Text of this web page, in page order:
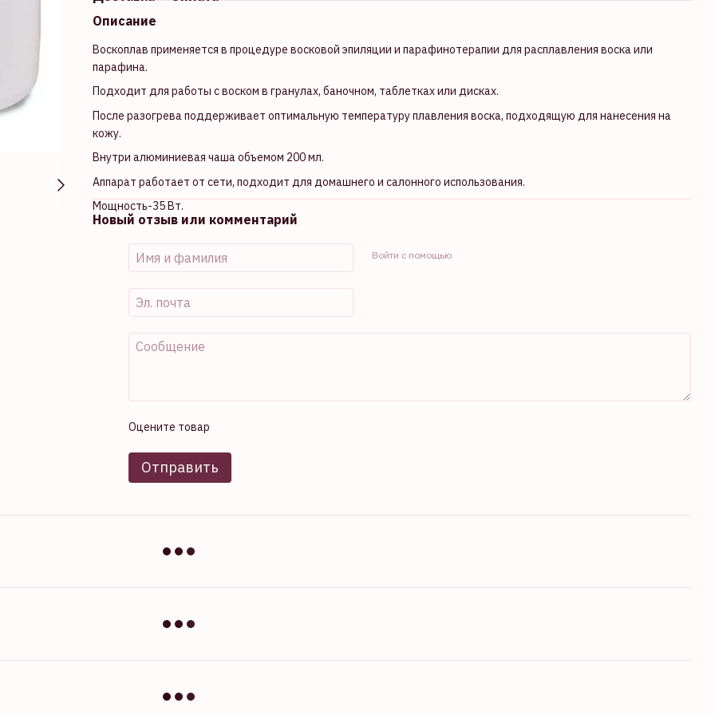
Описание
Воскоплав применяется в процедуре восковой эпиляции и парафинотерапии для расплавления воска или
парафина.
Подходит для работы с воском в гранулах, баночном, таблетках или дисках.
После разогрева поддерживает оптимальную температуру плавления воска, подходящую для нанесения на
кожу.
Внутри алюминиевая чаша объемом 200 мл.
Аппарат работает от сети, подходит для домашнего и салонного использования.
Мощность-35 Вт.
Новый отзыв или комментарий
Войти с помощью
Оцените товар
Отправить